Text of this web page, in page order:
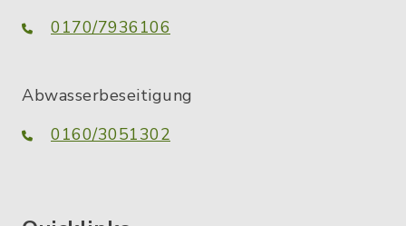
0170/7936106
Abwasserbeseitigung
0160/3051302